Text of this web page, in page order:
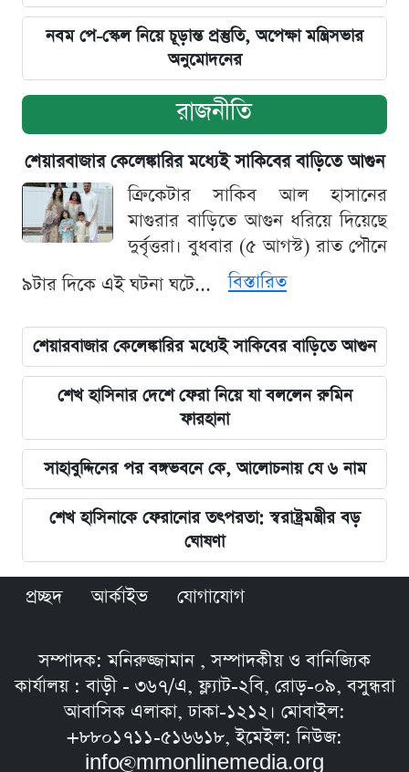
নবম পে-স্কেল নিয়ে চূড়ান্ত প্রস্তুতি, অপেক্ষা মন্ত্রিসভার
অনুমোদনের
রাজনীতি
শেয়ারবাজার কেলেঙ্কারির মধ্যেই সাকিবের বাড়িতে আগুন
ক্রিকেটার সাকিব আল হাসানের
মাগুরার বাড়িতে আগুন ধরিয়ে দিয়েছে
দুর্বৃত্তরা। বুধবার (৫ আগস্ট) রাত পৌনে
৯টার দিকে এই ঘটনা ঘটে...
বিস্তারিত
শেয়ারবাজার কেলেঙ্কারির মধ্যেই সাকিবের বাড়িতে আগুন
শেখ হাসিনার দেশে ফেরা নিয়ে যা বললেন রুমিন
ফারহানা
সাহাবুদ্দিনের পর বঙ্গভবনে কে, আলোচনায় যে ৬ নাম
শেখ হাসিনাকে ফেরানোর তৎপরতা: স্বরাষ্ট্রমন্ত্রীর বড়
ঘোষণা
প্রচ্ছদ আর্কাইভ যোগাযোগ
সম্পাদক: মনিরুজ্জামান , সম্পাদকীয় ও বানিজ্যিক
কার্যালয় : বাড়ী - ৩৬৭/এ, ফ্ল্যাট-২বি, রোড়-০৯, বসুন্ধরা
আবাসিক এলাকা, ঢাকা-১২১২। মোবাইল:
+৮৮০১৭১১-৫১৬৬১৮, ইমেইল: নিউজ:
info@mmonlinemedia.org